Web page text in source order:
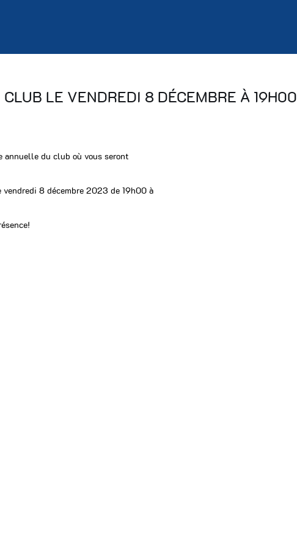
LE VENDREDI 8 DÉCEMBRE À 19H00
annuelle du club où vous seront
8 décembre 2023 de 19h00 à